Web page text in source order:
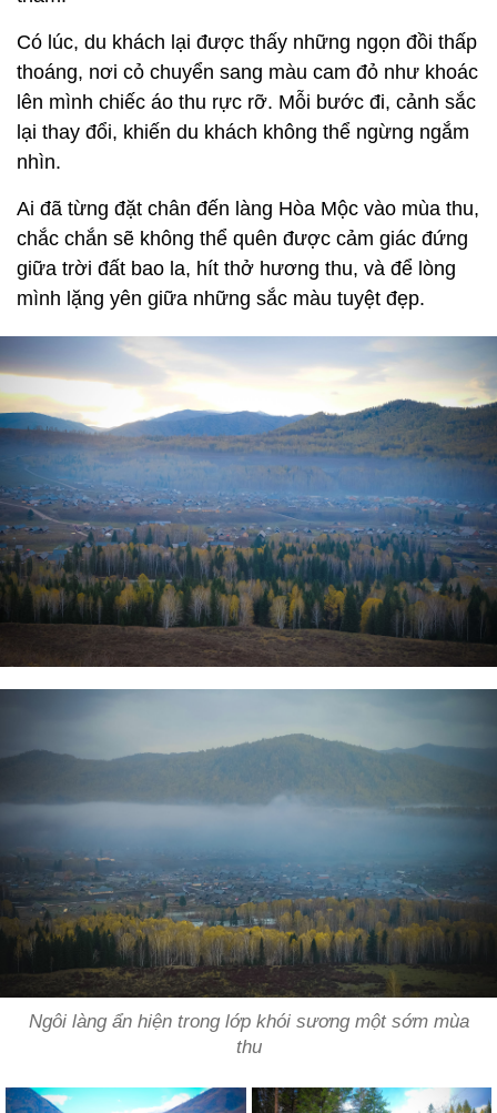
Có lúc, du khách lại được thấy những ngọn đồi thấp
thoáng, nơi cỏ chuyển sang màu cam đỏ như khoác
lên mình chiếc áo thu rực rỡ. Mỗi bước đi, cảnh sắc
lại thay đổi, khiến du khách không thể ngừng ngắm
nhìn.
Ai đã từng đặt chân đến làng Hòa Mộc vào mùa thu,
chắc chắn sẽ không thể quên được cảm giác đứng
giữa trời đất bao la, hít thở hương thu, và để lòng
mình lặng yên giữa những sắc màu tuyệt đẹp.
Ngôi làng ẩn hiện trong lớp khói sương một sớm mùa
thu